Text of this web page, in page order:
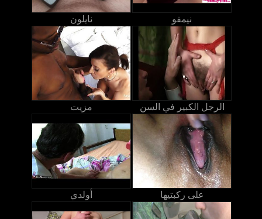
نايلون نيمفو
مزيت الرجل الكبير في السن
أولدي على ركبتيها